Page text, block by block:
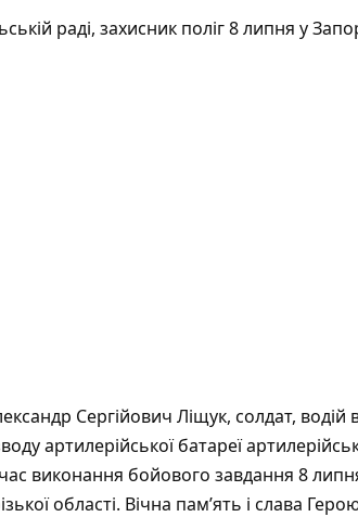
раді, захисник поліг 8 липня у
Сергійович Ліщук, солдат, водій
артилерійської батареї
виконання бойового завдання 8
області. Вічна пам’ять і слава